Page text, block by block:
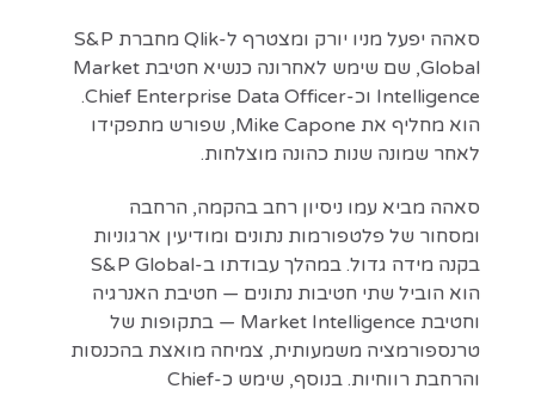
סאהה יפעל מניו יורק ומצטרף ל-Qlik מחברת S&P
Global, שם שימש לאחרונה כנשיא חטיבת Market
Intelligence וכ-Chief Enterprise Data Officer.
הוא מחליף את Mike Capone, שפורש מתפקידו
לאחר שמונה שנות כהונה מוצלחות.
סאהה מביא עמו ניסיון רחב בהקמה, הרחבה
ומסחור של פלטפורמות נתונים ומודיעין ארגוניות
בקנה מידה גדול. במהלך עבודתו ב-S&P Global
הוא הוביל שתי חטיבות נתונים — חטיבת האנרגיה
וחטיבת Market Intelligence — בתקופות של
טרנספורמציה משמעותית, צמיחה מואצת בהכנסות
והרחבת רווחיות. בנוסף, שימש כ-Chief